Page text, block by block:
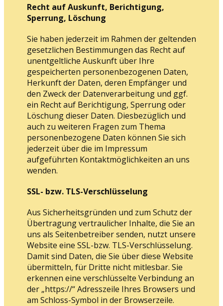
Recht auf Auskunft, Berichtigung,
Sperrung, Löschung
Sie haben jederzeit im Rahmen der geltenden
gesetzlichen Bestimmungen das Recht auf
unentgeltliche Auskunft über Ihre
gespeicherten personenbezogenen Daten,
Herkunft der Daten, deren Empfänger und
den Zweck der Datenverarbeitung und ggf.
ein Recht auf Berichtigung, Sperrung oder
Löschung dieser Daten. Diesbezüglich und
auch zu weiteren Fragen zum Thema
personenbezogene Daten können Sie sich
jederzeit über die im Impressum
aufgeführten Kontaktmöglichkeiten an uns
wenden.
SSL- bzw. TLS-Verschlüsselung
Aus Sicherheitsgründen und zum Schutz der
Übertragung vertraulicher Inhalte, die Sie an
uns als Seitenbetreiber senden, nutzt unsere
Website eine SSL-bzw. TLS-Verschlüsselung.
Damit sind Daten, die Sie über diese Website
übermitteln, für Dritte nicht mitlesbar. Sie
erkennen eine verschlüsselte Verbindung an
der „https://“ Adresszeile Ihres Browsers und
am Schloss-Symbol in der Browserzeile.